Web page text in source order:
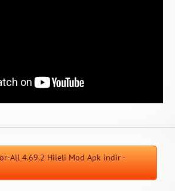
All 4.69.2 Hileli Mod Apk indir -